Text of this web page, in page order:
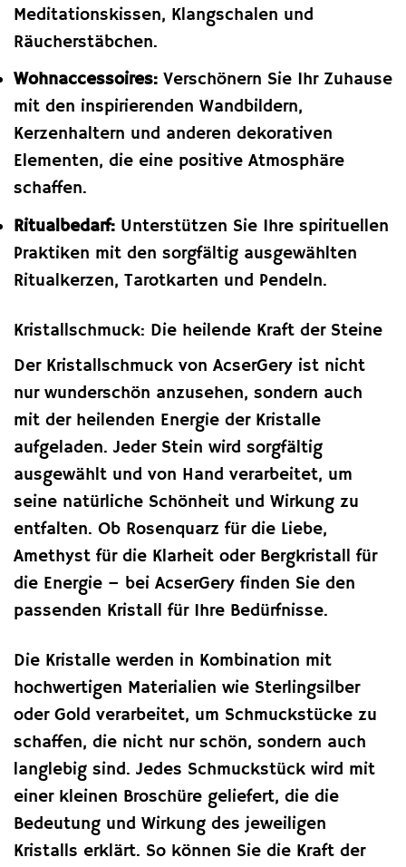
Meditationskissen, Klangschalen und
Räucherstäbchen.
Wohnaccessoires: Verschönern Sie Ihr Zuhause
mit den inspirierenden Wandbildern,
Kerzenhaltern und anderen dekorativen
Elementen, die eine positive Atmosphäre
schaffen.
Ritualbedarf: Unterstützen Sie Ihre spirituellen
Praktiken mit den sorgfältig ausgewählten
Ritualkerzen, Tarotkarten und Pendeln.
Kristallschmuck: Die heilende Kraft der Steine
Der Kristallschmuck von AcserGery ist nicht
nur wunderschön anzusehen, sondern auch
mit der heilenden Energie der Kristalle
aufgeladen. Jeder Stein wird sorgfältig
ausgewählt und von Hand verarbeitet, um
seine natürliche Schönheit und Wirkung zu
entfalten. Ob Rosenquarz für die Liebe,
Amethyst für die Klarheit oder Bergkristall für
die Energie – bei AcserGery finden Sie den
passenden Kristall für Ihre Bedürfnisse.
Die Kristalle werden in Kombination mit
hochwertigen Materialien wie Sterlingsilber
oder Gold verarbeitet, um Schmuckstücke zu
schaffen, die nicht nur schön, sondern auch
langlebig sind. Jedes Schmuckstück wird mit
einer kleinen Broschüre geliefert, die die
Bedeutung und Wirkung des jeweiligen
Kristalls erklärt. So können Sie die Kraft der